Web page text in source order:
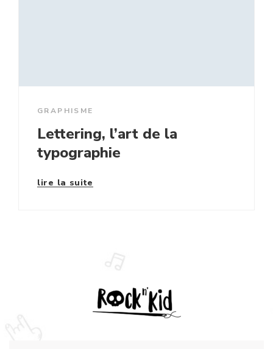
GRAPHISME
Lettering, l’art de la
typographie
lire la suite